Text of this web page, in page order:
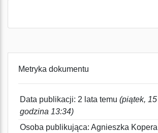
Metryka dokumentu
Data publikacji: 2 lata temu (piątek,
godzina 13:34)
Osoba publikująca: Agnieszka Kopera